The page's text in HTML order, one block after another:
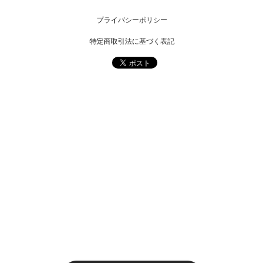
プライバシーポリシー
特定商取引法に基づく表記